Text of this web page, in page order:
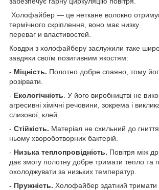
Холофайбер — це неткане волокно
термічного скріплення, воно має низку
переваг и властивостей.
Ковдри з холофайберу заслужили таке
завдяки своїм позитивним якостям:
- Міцність. Полотно добре спаяно, тому
розірвати.
- Екологічність . У його виробництві не
агресивні хімічні речовини, зокрема і
слизової, клей.
- Стійкість. Матеріал не схильний до
ньому хвороботворних бактерій.
- Низька теплопровідність. Повітря між
дає змогу полотну добре тримати тепло та
охолоджувати за низьких температур.
- Пружність. Холофайбер здатний